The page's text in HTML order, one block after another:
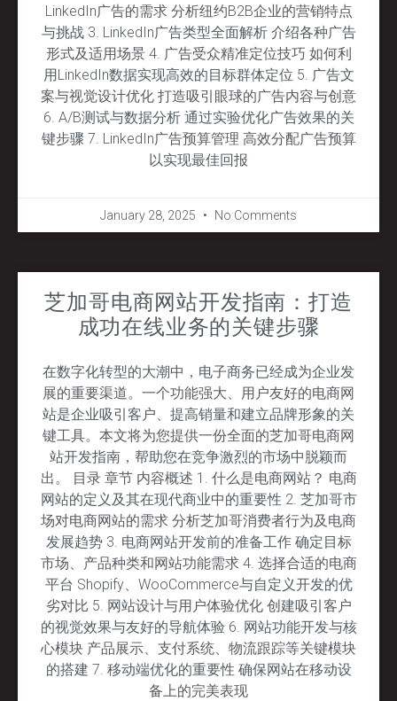
LinkedIn广告的需求 分析纽约B2B企业的营销特点
与挑战 3. LinkedIn广告类型全面解析 介绍各种广告
形式及适用场景 4. 广告受众精准定位技巧 如何利
用LinkedIn数据实现高效的目标群体定位 5. 广告文
案与视觉设计优化 打造吸引眼球的广告内容与创意
6. A/B测试与数据分析 通过实验优化广告效果的关
键步骤 7. LinkedIn广告预算管理 高效分配广告预算
以实现最佳回报
January 28, 2025 No Comments
芝加哥电商网站开发指南：打造
成功在线业务的关键步骤
在数字化转型的大潮中，电子商务已经成为企业发
展的重要渠道。一个功能强大、用户友好的电商网
站是企业吸引客户、提高销量和建立品牌形象的关
键工具。本文将为您提供一份全面的芝加哥电商网
站开发指南，帮助您在竞争激烈的市场中脱颖而
出。 目录 章节 内容概述 1. 什么是电商网站？ 电商
网站的定义及其在现代商业中的重要性 2. 芝加哥市
场对电商网站的需求 分析芝加哥消费者行为及电商
发展趋势 3. 电商网站开发前的准备工作 确定目标
市场、产品种类和网站功能需求 4. 选择合适的电商
平台 Shopify、WooCommerce与自定义开发的优
劣对比 5. 网站设计与用户体验优化 创建吸引客户
的视觉效果与友好的导航体验 6. 网站功能开发与核
心模块 产品展示、支付系统、物流跟踪等关键模块
的搭建 7. 移动端优化的重要性 确保网站在移动设
备上的完美表现